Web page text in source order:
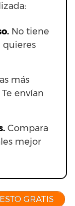
No tiene
quieres
más
envían
Compara
mejor
GRATIS